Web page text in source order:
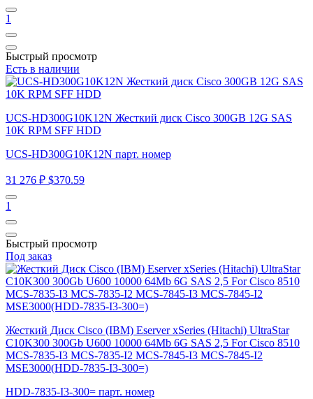
1
Быстрый просмотр
Есть в наличии
UCS-HD300G10K12N Жесткий диск Cisco 300GB 12G SAS
10K RPM SFF HDD
UCS-HD300G10K12N парт. номер
31 276 ₽ $370.59
1
Быстрый просмотр
Под заказ
Жесткий Диск Cisco (IBM) Eserver xSeries (Hitachi) UltraStar
C10K300 300Gb U600 10000 64Mb 6G SAS 2,5 For Cisco 8510
MCS-7835-I3 MCS-7835-I2 MCS-7845-I3 MCS-7845-I2
MSE3000(HDD-7835-I3-300=)
HDD-7835-I3-300= парт. номер